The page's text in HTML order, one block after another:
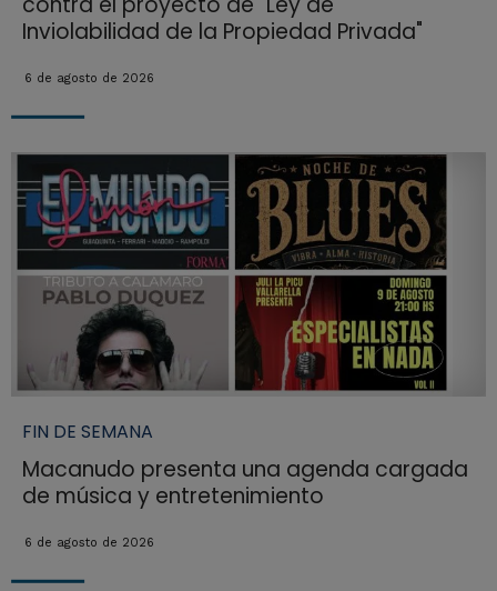
Inviolabilidad de la Propiedad Privada"
6 de agosto de 2026
FIN DE SEMANA
Macanudo presenta una agenda cargada
de música y entretenimiento
6 de agosto de 2026